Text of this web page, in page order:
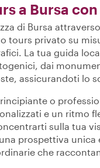
a Bursa
di Bursa
tours privato su
La tua guida
dai
assicurandoti lo
o
e un ritmo
sulla tua
prospettiva unica
che